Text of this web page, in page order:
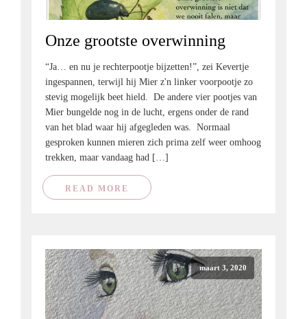
Onze grootste overwinning
“Ja… en nu je rechterpootje bijzetten!”, zei Kevertje
ingespannen, terwijl hij Mier z'n linker voorpootje zo
stevig mogelijk beet hield. De andere vier pootjes van
Mier bungelde nog in de lucht, ergens onder de rand
van het blad waar hij afgegleden was. Normaal
gesproken kunnen mieren zich prima zelf weer omhoog
trekken, maar vandaag had […]
READ MORE
maart 3, 2020